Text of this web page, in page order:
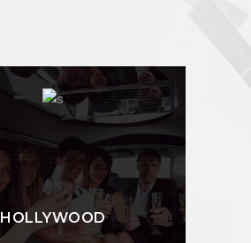
HOLLYWOOD